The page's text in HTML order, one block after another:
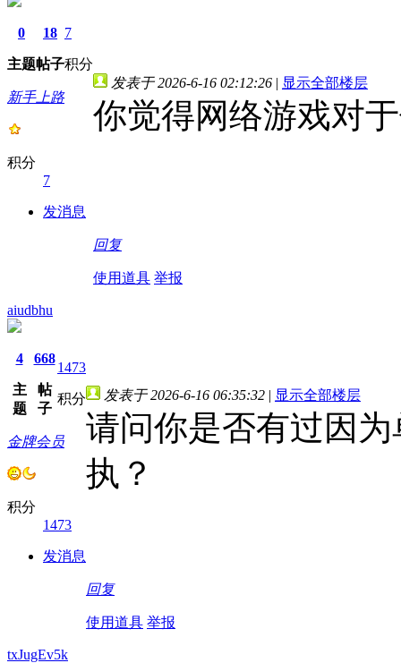
0
主题
18
帖子
7
积分
新手上路
积分
7
发消息
发表于 2026-6-16 02:12:26 | 显示全部楼层
你觉得网络游戏对
回复
使用道具 举报
aiudbhu
4
主
题
668
帖
子
1473
积分
金牌会员
积分
1473
发消息
发表于 2026-6-16 06:35:32 | 显示全部楼层
请问你是否有过因
执？
回复
使用道具 举报
txJugEv5k